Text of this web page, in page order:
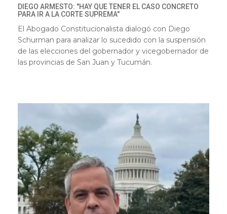
DIEGO ARMESTO: "HAY QUE TENER EL CASO CONCRETO
PARA IR A LA CORTE SUPREMA"
El Abogado Constitucionalista dialogó con Diego
Schurman para analizar lo sucedido con la suspensión
de las elecciones del gobernador y vicegobernador de
las provincias de San Juan y Tucumán.